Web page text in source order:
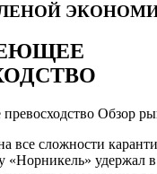
Обзор
все сложности
«Норникель» удержал